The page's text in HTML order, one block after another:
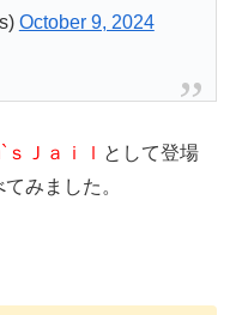
October 9, 2024
Ｊａｉｌ として登場
みました。